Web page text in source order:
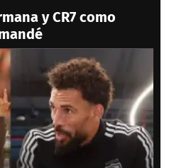
y CR7 como